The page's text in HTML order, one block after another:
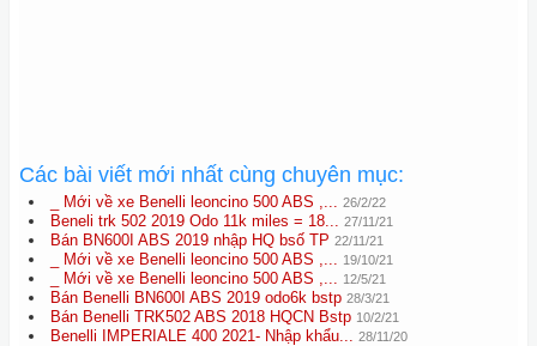
Các bài viết mới nhất cùng chuyên mục:
_ Mới về xe Benelli leoncino 500 ABS ,... 26/2/22
Beneli trk 502 2019 Odo 11k miles = 18... 27/11/21
Bán BN600I ABS 2019 nhập HQ bsố TP 22/11/21
_ Mới về xe Benelli leoncino 500 ABS ,... 19/10/21
_ Mới về xe Benelli leoncino 500 ABS ,... 12/5/21
Bán Benelli BN600I ABS 2019 odo6k bstp 28/3/21
Bán Benelli TRK502 ABS 2018 HQCN Bstp 10/2/21
Benelli IMPERIALE 400 2021- Nhập khẩu... 28/11/20